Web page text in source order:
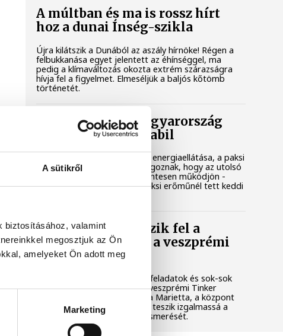
A sütikről
biztosításához, valamint
megosztjuk az Ön
amelyeket Ön adott meg
Marketing
A múltban és ma is rossz hírt
hoz a dunai Ínség-szikla
Újra kilátszik a Dunából az aszály hírnöke! Régen a
felbukkanása egyet jelentett az éhínséggel, ma
pedig a klímaváltozás okozta extrém szárazságra
hívja fel a figyelmet. Elmeséljük a baljós kőtömb
történetét.
Magyar Péter: Magyarország
energiaellátása stabil
Jelenleg stabil Magyarország energiaellátása, a paksi
erőmű munkatársai azon dolgoznak, hogy az utolsó
még termelő turbina hibamentesen működjön -
közölte a miniszterelnök a paksi erőműnél tett keddi
Játék közben fedezik fel a
tudomány világát a veszprémi
gyerekek
Látványos kísérletek, kreatív feladatok és sok-sok
élmény várja a gyerekeket a veszprémi Tinker
Labsben. Videónkban Balassa Marietta, a központ
vezetője mutatja be, hogyan teszik izgalmassá a
természettudományok megismerését.